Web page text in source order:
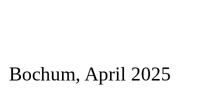
Bochum, April 2025